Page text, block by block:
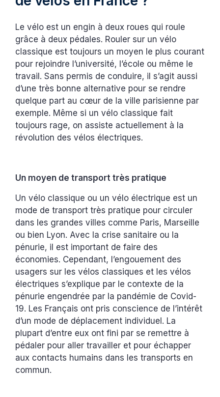
Le vélo est un engin à deux roues qui roule
grâce à deux pédales. Rouler sur un vélo
classique est toujours un moyen le plus courant
pour rejoindre l’université, l’école ou même le
travail. Sans permis de conduire, il s’agit aussi
d’une très bonne alternative pour se rendre
quelque part au cœur de la ville parisienne par
exemple. Même si un vélo classique fait
toujours rage, on assiste actuellement à la
révolution des vélos électriques.
Un moyen de transport très pratique
Un vélo classique ou un vélo électrique est un
mode de transport très pratique pour circuler
dans les grandes villes comme Paris, Marseille
ou bien Lyon. Avec la crise sanitaire ou la
pénurie, il est important de faire des
économies. Cependant, l’engouement des
usagers sur les vélos classiques et les vélos
électriques s’explique par le contexte de la
pénurie engendrée par la pandémie de Covid-
19. Les Français ont pris conscience de l’intérêt
d’un mode de déplacement individuel. La
plupart d’entre eux ont fini par se remettre à
pédaler pour aller travailler et pour échapper
aux contacts humains dans les transports en
commun.